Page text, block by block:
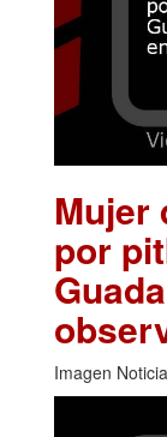
Mujer
por
Imagen